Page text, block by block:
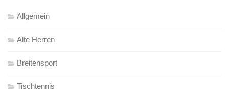
Allgemein
Alte Herren
Breitensport
Tischtennis